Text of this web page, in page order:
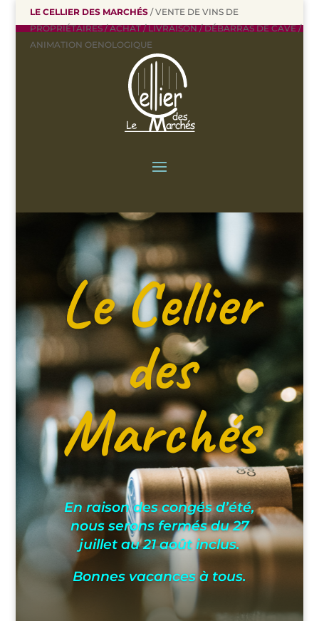
LE CELLIER DES MARCHÉS / VENTE DE VINS DE
PROPRIÉTAIRES / ACHAT / LIVRAISON / DÉBARRAS DE CAVE /
ANIMATION OENOLOGIQUE
Le Cellier
des
Marchés
En raison des congés d’été,
nous serons fermés du 27
juillet au 21 août inclus.
Bonnes vacances à tous.